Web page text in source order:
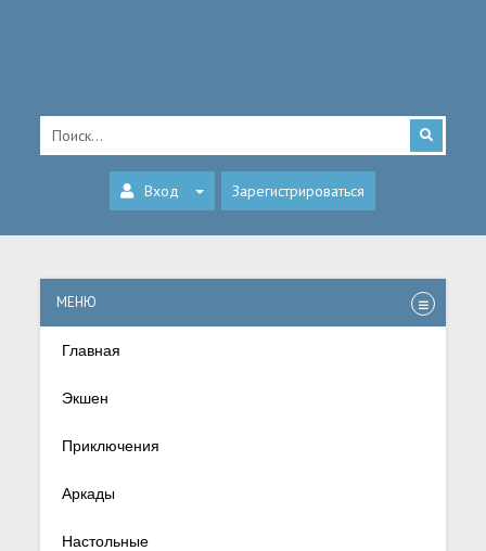
Вход Зарегистрироваться
МЕНЮ
Главная
Экшен
Приключения
Аркады
Настольные